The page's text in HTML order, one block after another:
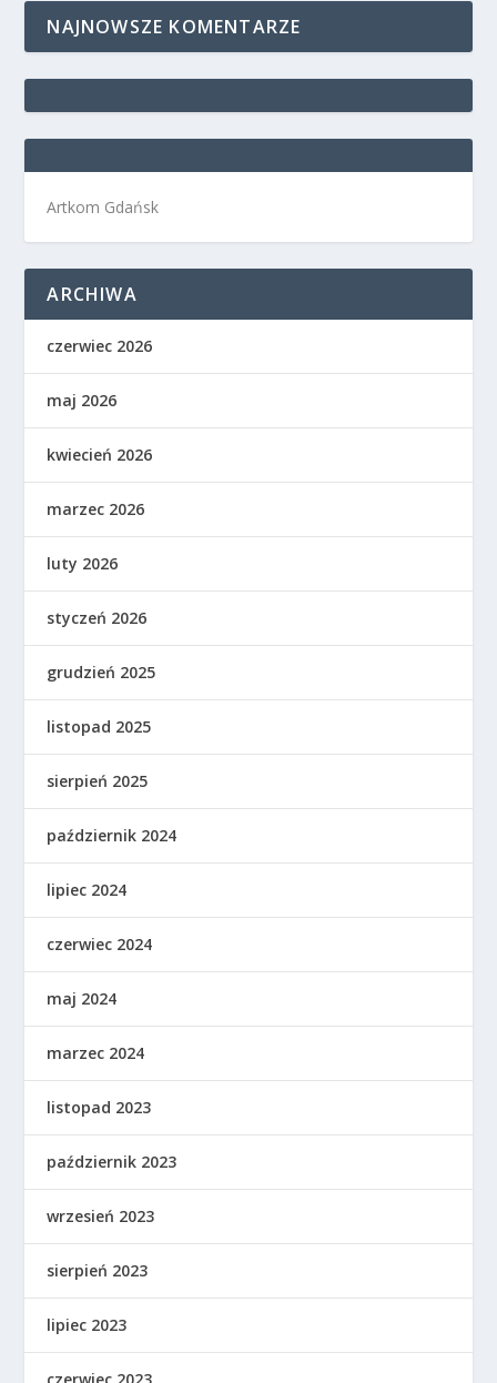
NAJNOWSZE KOMENTARZE
Artkom Gdańsk
ARCHIWA
czerwiec 2026
maj 2026
kwiecień 2026
marzec 2026
luty 2026
styczeń 2026
grudzień 2025
listopad 2025
sierpień 2025
październik 2024
lipiec 2024
czerwiec 2024
maj 2024
marzec 2024
listopad 2023
październik 2023
wrzesień 2023
sierpień 2023
lipiec 2023